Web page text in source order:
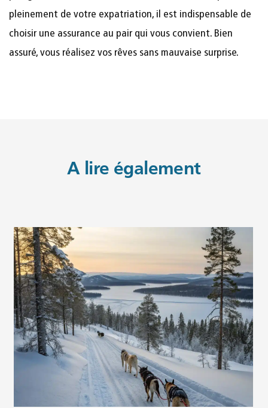
pleinement de votre expatriation, il est indispensable de
choisir une assurance au pair qui vous convient. Bien
assuré, vous réalisez vos rêves sans mauvaise surprise.
A lire également